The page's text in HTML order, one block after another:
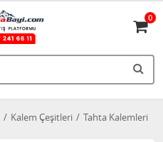
0
Kalem Çeşitleri Tahta Kalemleri